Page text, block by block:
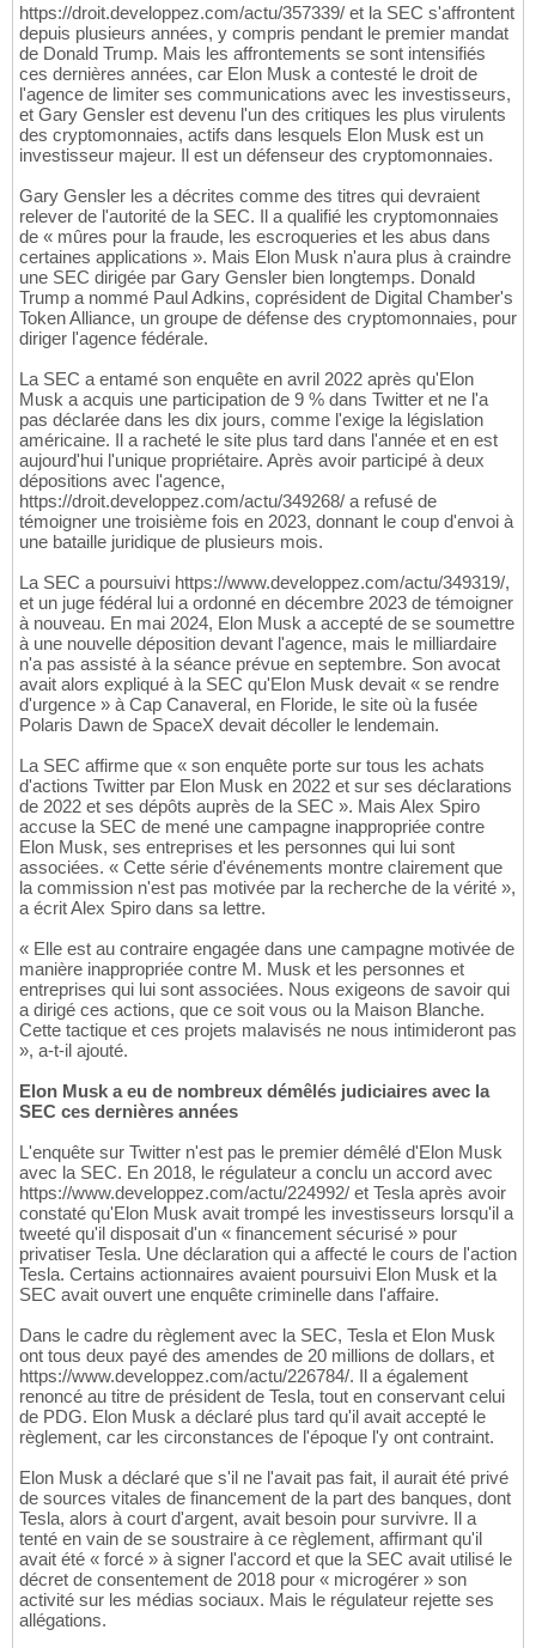
https://droit.developpez.com/actu/357339/ et la SEC s'affrontent
depuis plusieurs années, y compris pendant le premier mandat
de Donald Trump. Mais les affrontements se sont intensifiés
ces dernières années, car Elon Musk a contesté le droit de
l'agence de limiter ses communications avec les investisseurs,
et Gary Gensler est devenu l'un des critiques les plus virulents
des cryptomonnaies, actifs dans lesquels Elon Musk est un
investisseur majeur. Il est un défenseur des cryptomonnaies.
Gary Gensler les a décrites comme des titres qui devraient
relever de l'autorité de la SEC. Il a qualifié les cryptomonnaies
de « mûres pour la fraude, les escroqueries et les abus dans
certaines applications ». Mais Elon Musk n'aura plus à craindre
une SEC dirigée par Gary Gensler bien longtemps. Donald
Trump a nommé Paul Adkins, coprésident de Digital Chamber's
Token Alliance, un groupe de défense des cryptomonnaies, pour
diriger l'agence fédérale.
La SEC a entamé son enquête en avril 2022 après qu'Elon
Musk a acquis une participation de 9 % dans Twitter et ne l'a
pas déclarée dans les dix jours, comme l'exige la législation
américaine. Il a racheté le site plus tard dans l'année et en est
aujourd'hui l'unique propriétaire. Après avoir participé à deux
dépositions avec l'agence,
https://droit.developpez.com/actu/349268/ a refusé de
témoigner une troisième fois en 2023, donnant le coup d'envoi à
une bataille juridique de plusieurs mois.
La SEC a poursuivi https://www.developpez.com/actu/349319/,
et un juge fédéral lui a ordonné en décembre 2023 de témoigner
à nouveau. En mai 2024, Elon Musk a accepté de se soumettre
à une nouvelle déposition devant l'agence, mais le milliardaire
n'a pas assisté à la séance prévue en septembre. Son avocat
avait alors expliqué à la SEC qu'Elon Musk devait « se rendre
d'urgence » à Cap Canaveral, en Floride, le site où la fusée
Polaris Dawn de SpaceX devait décoller le lendemain.
La SEC affirme que « son enquête porte sur tous les achats
d'actions Twitter par Elon Musk en 2022 et sur ses déclarations
de 2022 et ses dépôts auprès de la SEC ». Mais Alex Spiro
accuse la SEC de mené une campagne inappropriée contre
Elon Musk, ses entreprises et les personnes qui lui sont
associées. « Cette série d'événements montre clairement que
la commission n'est pas motivée par la recherche de la vérité »,
a écrit Alex Spiro dans sa lettre.
« Elle est au contraire engagée dans une campagne motivée de
manière inappropriée contre M. Musk et les personnes et
entreprises qui lui sont associées. Nous exigeons de savoir qui
a dirigé ces actions, que ce soit vous ou la Maison Blanche.
Cette tactique et ces projets malavisés ne nous intimideront pas
», a-t-il ajouté.
Elon Musk a eu de nombreux démêlés judiciaires avec la
SEC ces dernières années
L'enquête sur Twitter n'est pas le premier démêlé d'Elon Musk
avec la SEC. En 2018, le régulateur a conclu un accord avec
https://www.developpez.com/actu/224992/ et Tesla après avoir
constaté qu'Elon Musk avait trompé les investisseurs lorsqu'il a
tweeté qu'il disposait d'un « financement sécurisé » pour
privatiser Tesla. Une déclaration qui a affecté le cours de l'action
Tesla. Certains actionnaires avaient poursuivi Elon Musk et la
SEC avait ouvert une enquête criminelle dans l'affaire.
Dans le cadre du règlement avec la SEC, Tesla et Elon Musk
ont tous deux payé des amendes de 20 millions de dollars, et
https://www.developpez.com/actu/226784/. Il a également
renoncé au titre de président de Tesla, tout en conservant celui
de PDG. Elon Musk a déclaré plus tard qu'il avait accepté le
règlement, car les circonstances de l'époque l'y ont contraint.
Elon Musk a déclaré que s'il ne l'avait pas fait, il aurait été privé
de sources vitales de financement de la part des banques, dont
Tesla, alors à court d'argent, avait besoin pour survivre. Il a
tenté en vain de se soustraire à ce règlement, affirmant qu'il
avait été « forcé » à signer l'accord et que la SEC avait utilisé le
décret de consentement de 2018 pour « microgérer » son
activité sur les médias sociaux. Mais le régulateur rejette ses
allégations.